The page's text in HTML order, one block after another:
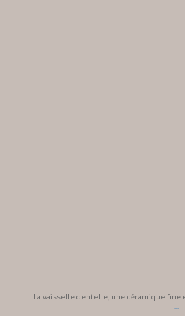
La vaisselle dentelle, une céramique